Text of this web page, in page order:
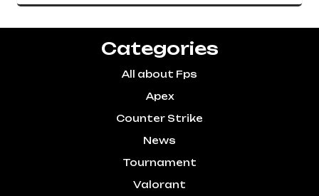
Categories
All about Fps
Apex
Counter Strike
News
Tournament
Valorant